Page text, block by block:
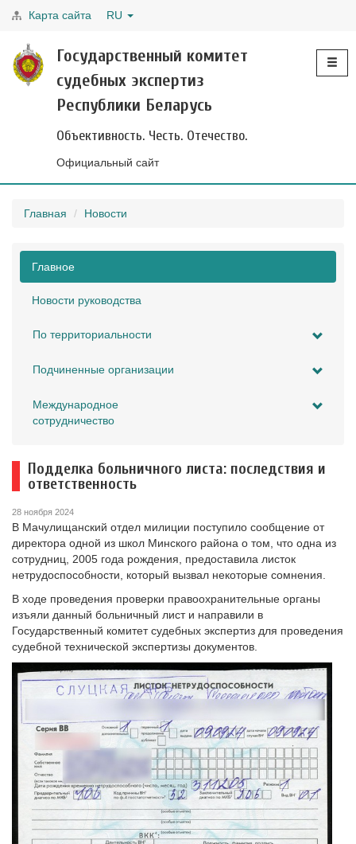
Карта сайта RU
Государственный комитет
судебных экспертиз
Республики Беларусь
Объективность. Честь. Отечество.
Официальный сайт
Главная Новости
Главное
Новости руководства
По территориальности
Подчиненные организации
Международное
сотрудничество
Подделка больничного листа: последствия и
ответственность
28 ноября 2024
В Мачулищанский отдел милиции поступило сообщение от
директора одной из школ Минского района о том, что одна из
сотрудниц, 2005 года рождения, предоставила листок
нетрудоспособности, который вызвал некоторые сомнения.
В ходе проведения проверки правоохранительные органы
изъяли данный больничный лист и направили в
Государственный комитет судебных экспертиз для проведения
судебной технической экспертизы документов.